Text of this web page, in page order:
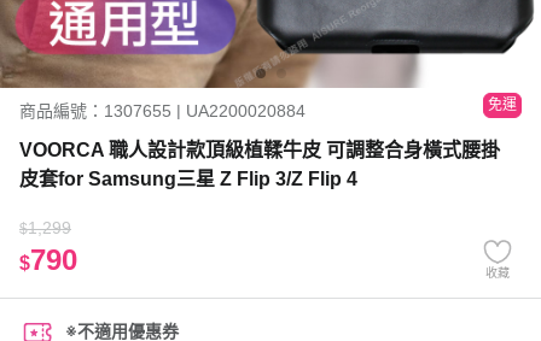
商品編號：1307655 | UA2200020884 免運
VOORCA 職人設計款頂級植鞣牛皮 可調整合身橫式腰掛
皮套for Samsung三星 Z Flip 3/Z Flip 4
$1,299
$790 收藏
※不適用優惠券